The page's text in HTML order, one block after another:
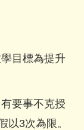
目標為提升
要事不克授
以3次為限。